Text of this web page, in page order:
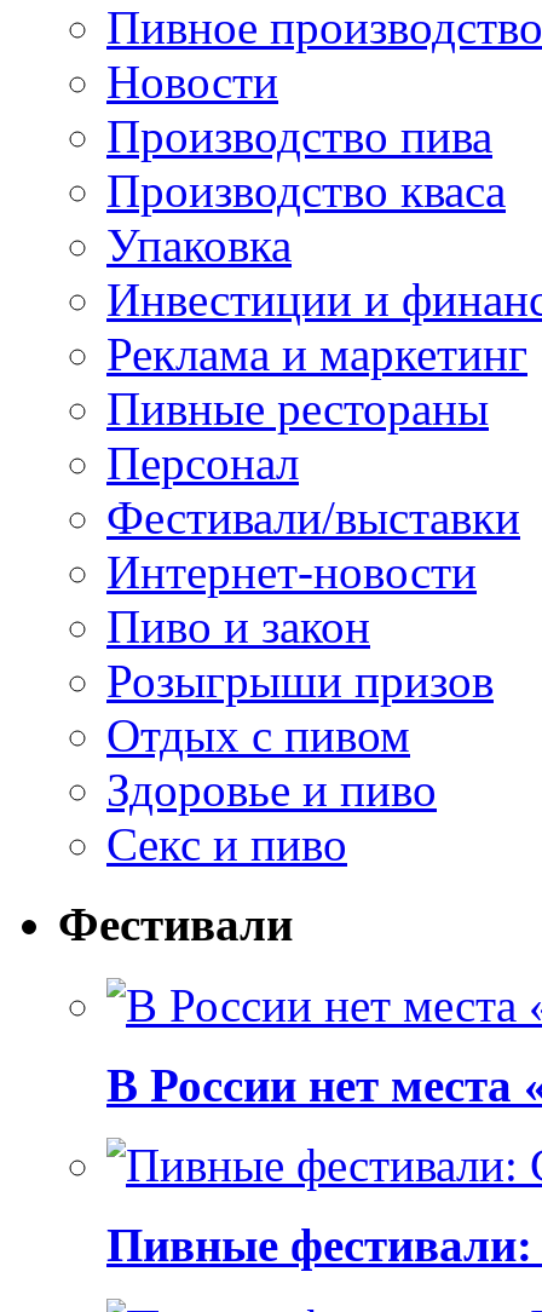
Пивное производство
Новости
Производство пива
Производство кваса
Упаковка
Инвестиции и
Реклама и маркетинг
Пивные рестораны
Персонал
Фестивали/выставки
Интернет-новости
Пиво и закон
Розыгрыши призов
Отдых с пивом
Здоровье и пиво
Секс и пиво
Фестивали
В России нет места
Пивные фестивали: